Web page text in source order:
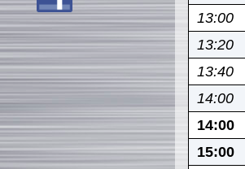
13:00
13:20
13:40
14:00
14:00
15:00